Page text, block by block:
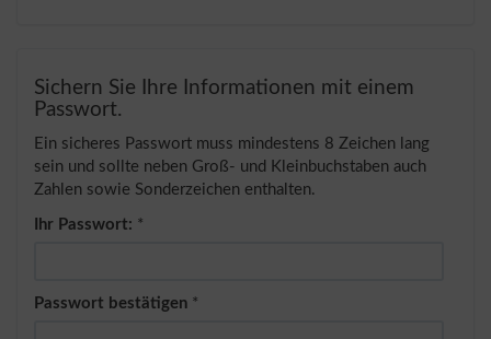
Sichern Sie Ihre Informationen mit einem
Passwort.
Ein sicheres Passwort muss mindestens 8 Zeichen lang
sein und sollte neben Groß- und Kleinbuchstaben auch
Zahlen sowie Sonderzeichen enthalten.
Ihr Passwort: *
Passwort bestätigen *